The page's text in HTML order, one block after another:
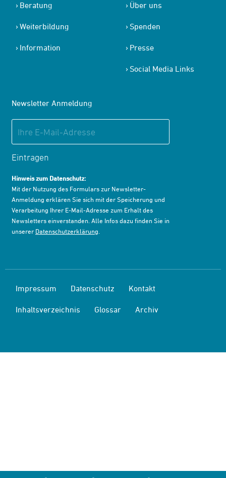
Beratung
Weiterbildung
Information
Über uns
Spenden
Presse
Social Media Links
Newsletter Anmeldung
Eintragen
Hinweis zum Datenschutz:
Mit der Nutzung des Formulars zur Newsletter-
Anmeldung erklären Sie sich mit der Speicherung und
Verarbeitung Ihrer E-Mail-Adresse zum Erhalt des
Newsletters einverstanden. Alle Infos dazu finden Sie in
unserer Datenschutzerklärung
Impressum Datenschutz Kontakt
Inhaltsverzeichnis Glossar Archiv